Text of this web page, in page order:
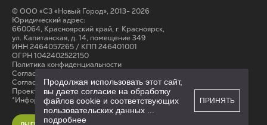
© ООО «СЗ «Новый Город», 2013- 2026
Юридический адрес:
660064, Красноярский край, г. Красноярск,
ул. Капитанская, д. 14, помещение 349
ИНН 2464057265 / КПП 246401001
ОГРН 1042402522150
Политика конфиденциальности
Согласие на обработку персональных данных
Cогласие на получение рассылки
Проектные декларации на сайте наш.дом.рф
*Информация на сайте не является публичной офертой
Продолжая использовать этот сайт,
вы даете согласие на обработку
файлов cookie и соответствующих
пользовательских данных
подробнее
ПРИНЯТЬ